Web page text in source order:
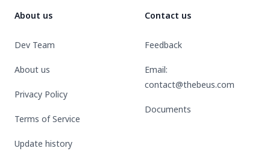
About us
Dev Team
About us
Privacy Policy
Terms of Service
Update history
Contact us
Feedback
Email:
contact@thebeus.com
Documents